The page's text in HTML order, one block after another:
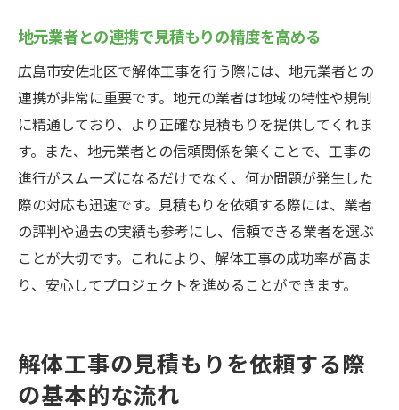
地元業者との連携で見積もりの精度を高める
広島市安佐北区で解体工事を行う際には、地元業者との
連携が非常に重要です。地元の業者は地域の特性や規制
に精通しており、より正確な見積もりを提供してくれま
す。また、地元業者との信頼関係を築くことで、工事の
進行がスムーズになるだけでなく、何か問題が発生した
際の対応も迅速です。見積もりを依頼する際には、業者
の評判や過去の実績も参考にし、信頼できる業者を選ぶ
ことが大切です。これにより、解体工事の成功率が高ま
り、安心してプロジェクトを進めることができます。
解体工事の見積もりを依頼する際
の基本的な流れ